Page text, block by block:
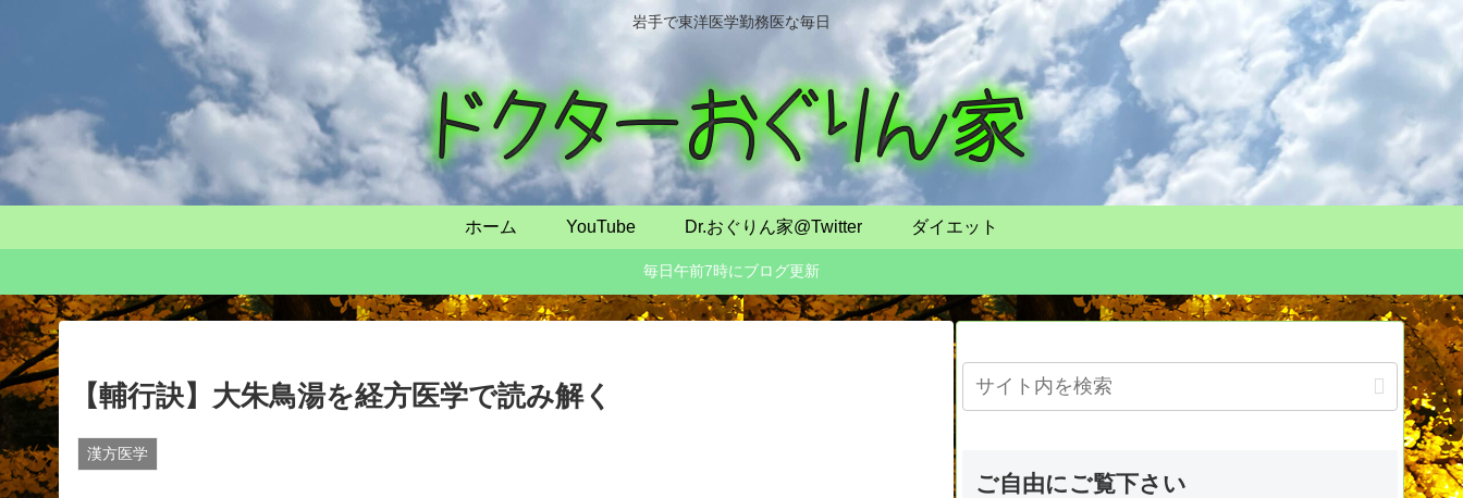
岩手で東洋医学勤務医な毎日
ホーム YouTube Dr.おぐりん家@Twitter ダイエット
毎日午前7時にブログ更新
【輔行訣】大朱鳥湯を経方医学で読み解く
漢方医学
ご自由にご覧下さい